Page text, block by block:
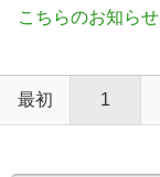
こちらのお知らせ
最初 1